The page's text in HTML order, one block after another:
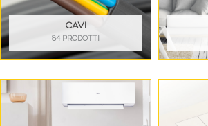
CAVI
84 PRODOTTI